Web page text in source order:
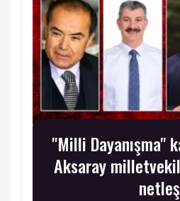
"Milli Dayanışma"
Aksaray